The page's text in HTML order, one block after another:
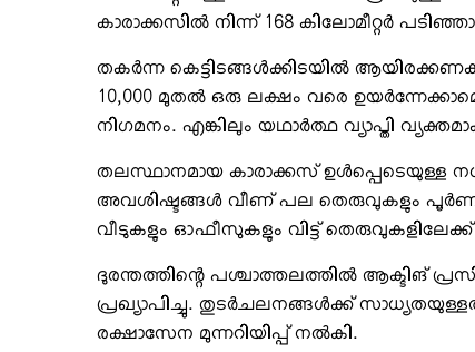
കാരാക്കസില്‍ നിന്ന് 168 കിലോമീറ്റര്‍
തകര്‍ന്ന കെട്ടിടങ്ങള്‍ക്കിടയില്‍
10,000 മുതല്‍ ഒരു ലക്ഷം വരെ
നിഗമനം. എങ്കിലും യഥാര്‍ത്ഥ വ്യാപ്തി
തലസ്ഥാനമായ കാരാക്കസ് ഉള്‍പ്പെടെയുള്ള
അവശിഷ്ടങ്ങള്‍ വീണ് പല തെരുവുകളും
വീടുകളും ഓഫീസുകളും വിട്ട് തെരുവുകളിലേക്ക്
ദുരന്തത്തിന്റെ പശ്ചാത്തലത്തില്‍ ആക്ടിങ്
പ്രഖ്യാപിച്ചു. തുടര്‍ചലനങ്ങള്‍ക്ക്
രക്ഷാസേന മുന്നറിയിപ്പ് നല്‍കി.